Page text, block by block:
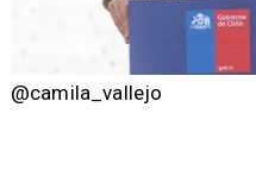
@camila_vallejo